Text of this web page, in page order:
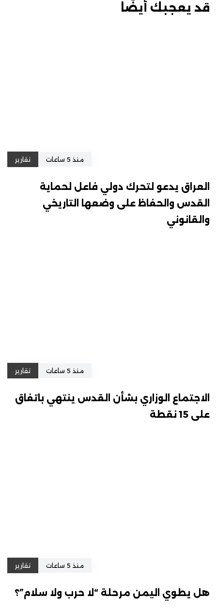
قد يعجبك أيضًا
منذ 5 ساعات تقارير
العراق يدعو لتحرك دولي فاعل لحماية
القدس والحفاظ على وضعها التاريخي
والقانوني
منذ 5 ساعات تقارير
الاجتماع الوزاري بشأن القدس ينتهي باتفاق
على 15 نقطة
منذ 5 ساعات تقارير
هل يطوي اليمن مرحلة “لا حرب ولا سلام”؟